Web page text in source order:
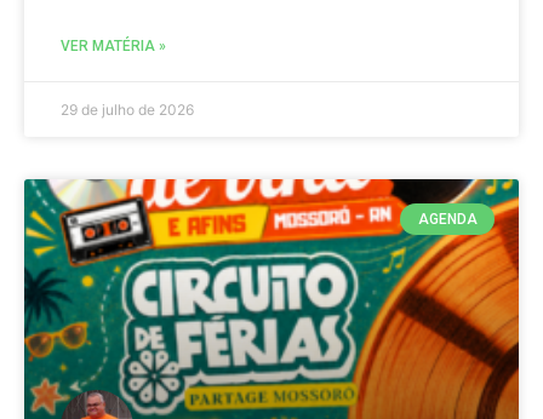
VER MATÉRIA »
29 de julho de 2026
AGENDA